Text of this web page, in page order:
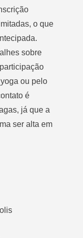
o que
sobre
ou pelo
é
já que a
ser alta em